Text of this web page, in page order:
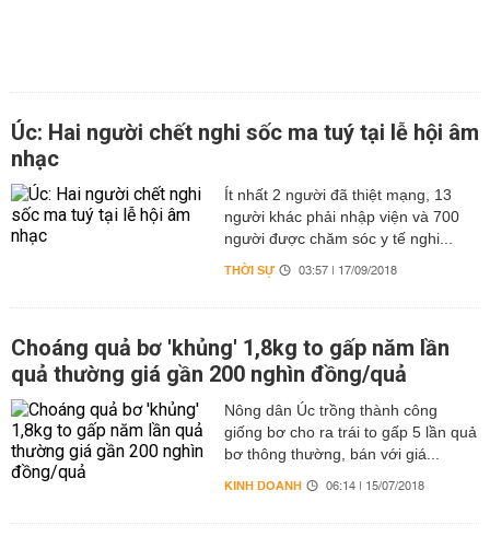
Úc: Hai người chết nghi sốc ma tuý tại lễ hội âm
nhạc
Ít nhất 2 người đã thiệt mạng, 13
người khác phải nhập viện và 700
người được chăm sóc y tế nghi...
THỜI SỰ 03:57 | 17/09/2018
Choáng quả bơ 'khủng' 1,8kg to gấp năm lần
quả thường giá gần 200 nghìn đồng/quả
Nông dân Úc trồng thành công
giống bơ cho ra trái to gấp 5 lần quả
bơ thông thường, bán với giá...
KINH DOANH 06:14 | 15/07/2018